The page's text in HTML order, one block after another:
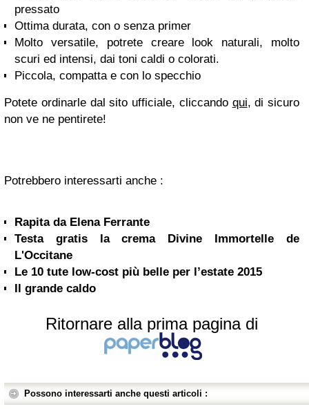
pressato
Ottima durata, con o senza primer
Molto versatile, potrete creare look naturali, molto
scuri ed intensi, dai toni caldi o colorati.
Piccola, compatta e con lo specchio
Potete ordinarle dal sito ufficiale, cliccando qui, di sicuro
non ve ne pentirete!
Potrebbero interessarti anche :
Rapita da Elena Ferrante
Testa gratis la crema Divine Immortelle de
L'Occitane
Le 10 tute low-cost più belle per l’estate 2015
Il grande caldo
Ritornare alla prima pagina di
Possono interessarti anche questi articoli :